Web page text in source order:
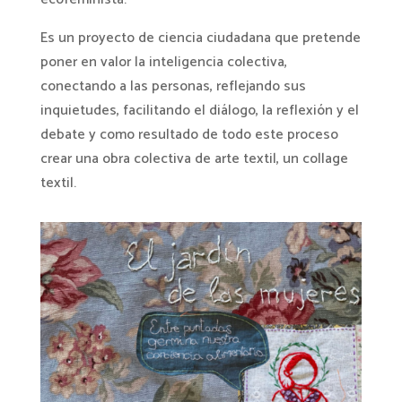
Es un proyecto de ciencia ciudadana que pretende
poner en valor la inteligencia colectiva,
conectando a las personas, reflejando sus
inquietudes, facilitando el diálogo, la reflexión y el
debate y como resultado de todo este proceso
crear una obra colectiva de arte textil, un collage
textil.